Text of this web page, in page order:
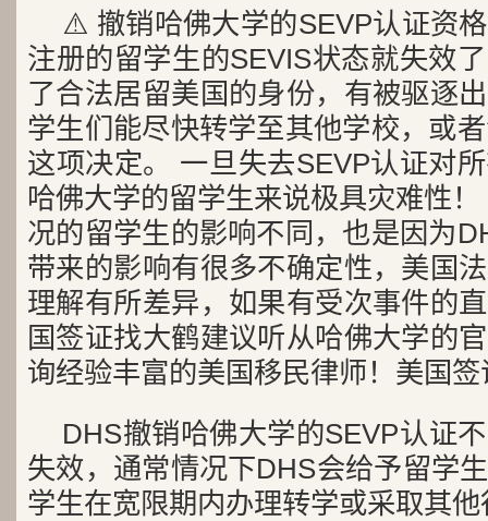
⚠️ 撤销哈佛大学的SEVP认证资
注册的留学生的SEVIS状态就失效
了合法居留美国的身份，有被驱逐
学生们能尽快转学至其他学校，或
这项决定。 一旦失去SEVP认证对
哈佛大学的留学生来说极具灾难性
况的留学生的影响不同，也是因为
带来的影响有很多不确定性，美国
理解有所差异，如果有受次事件的
国签证找大鹤建议听从哈佛大学的
询经验丰富的美国移民律师！美国
DHS撤销哈佛大学的SEVP认证
失效，通常情况下DHS会给予留学
学生在宽限期内办理转学或采取其